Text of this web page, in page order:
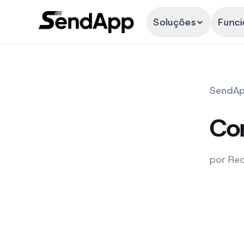
Soluções
por